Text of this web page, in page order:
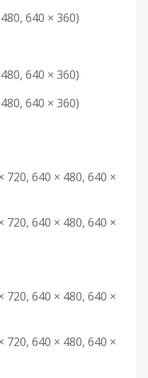
640 × 360)
640 × 360)
640 × 360)
720, 640 × 480, 640 ×
720, 640 × 480, 640 ×
720, 640 × 480, 640 ×
720, 640 × 480, 640 ×